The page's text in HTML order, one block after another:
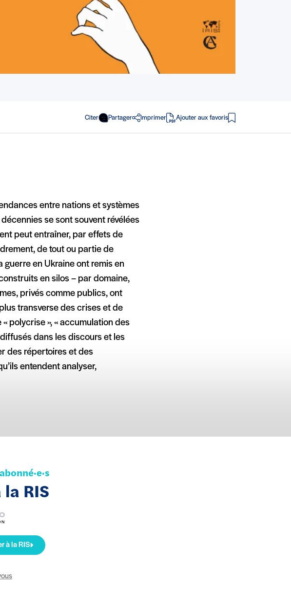
Citer Partager Imprimer
en PDF
Ajouter aux favoris
entre nations et systèmes
se sont souvent révélées
peut entraîner, par effets de
de tout ou partie de
guerre en Ukraine ont remis en
en silos – par domaine,
privés comme publics, ont
transverse des crises et de
polycrise », « accumulation des
dans les discours et les
des répertoires et des
entendent analyser,
RIS
à la RIS